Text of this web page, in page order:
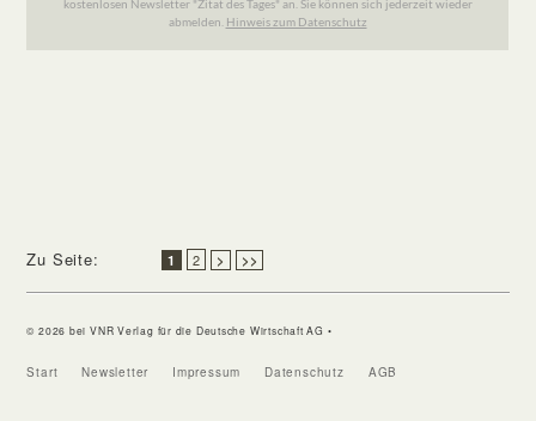
Zu Seite: 1 2 > >>
© 2026 bei VNR Verlag für die Deutsche Wirtschaft AG •
Start Newsletter Impressum Datenschutz AGB